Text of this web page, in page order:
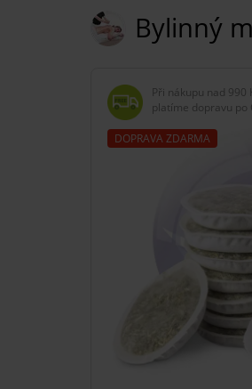
Bylinný
Při nákupu nad 990
platíme dopravu po
DOPRAVA ZDARMA